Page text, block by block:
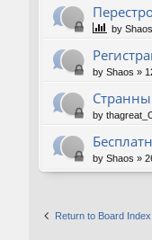
by Shaos
by Shaos »
by
by Shaos »
Return to Board Index